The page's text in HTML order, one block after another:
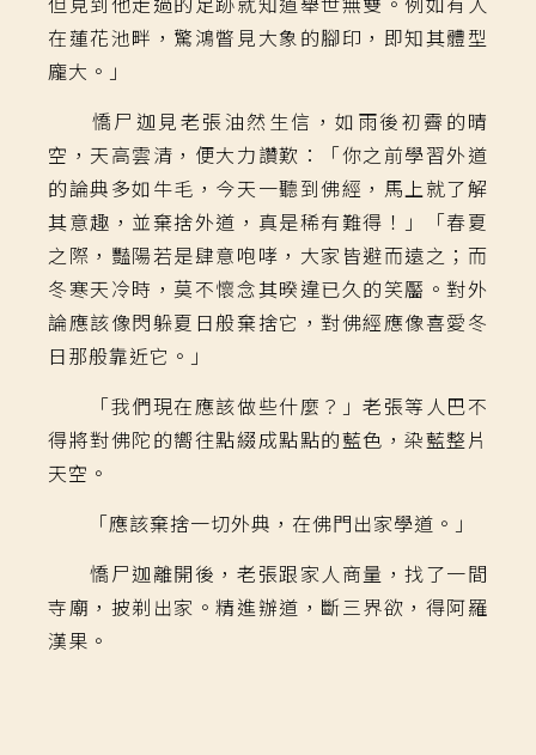
在蓮花池畔，驚鴻瞥見大象的腳印，即知其體型
龐大。」
憍尸迦見老張油然生信，如雨後初霽的晴
空，天高雲清，便大力讚歎：「你之前學習外道
的論典多如牛毛，今天一聽到佛經，馬上就了解
其意趣，並棄捨外道，真是稀有難得！」「春夏
之際，豔陽若是肆意咆哮，大家皆避而遠之；而
冬寒天冷時，莫不懷念其暌違已久的笑靨。對外
論應該像閃躲夏日般棄捨它，對佛經應像喜愛冬
日那般靠近它。」
「我們現在應該做些什麼？」老張等人巴不
得將對佛陀的嚮往點綴成點點的藍色，染藍整片
天空。
「應該棄捨一切外典，在佛門出家學道。」
憍尸迦離開後，老張跟家人商量，找了一間
寺廟，披剃出家。精進辦道，斷三界欲，得阿羅
漢果。